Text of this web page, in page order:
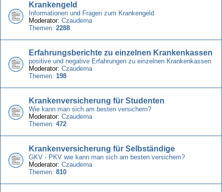
Krankengeld
Informationen und Fragen zum Krankengeld
Moderator: Czauderna
Themen: 2288
Erfahrungsberichte zu einzelnen Krankenkassen
positive und negative Erfahrungen zu einzelnen Krankenkassen
Moderator: Czauderna
Themen: 198
Krankenversicherung für Studenten
Wie kann man sich am besten versichern?
Moderator: Czauderna
Themen: 472
Krankenversicherung für Selbständige
GKV - PKV wie kann man sich am besten versichern?
Moderator: Czauderna
Themen: 810